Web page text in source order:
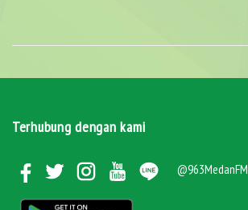
Terhubung dengan kami
@963MedanFM